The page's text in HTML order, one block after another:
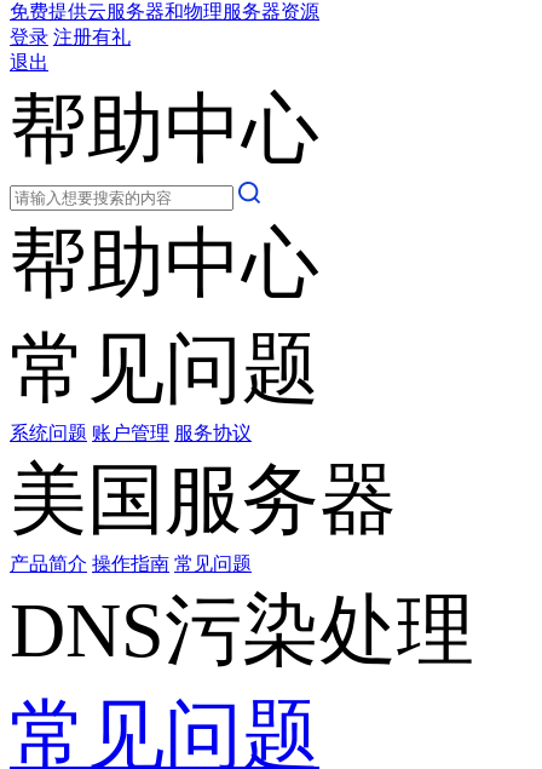
免费提供云服务器和物理服务器资源
登录 注册有礼
退出
帮助中心
帮助中心
常见问题
系统问题 账户管理 服务协议
美国服务器
产品简介 操作指南 常见问题
DNS污染处理
常见问题